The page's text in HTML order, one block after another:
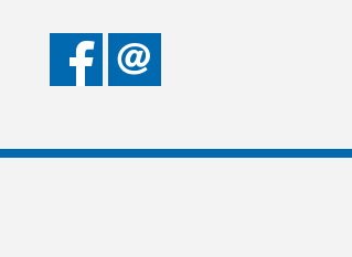
Bei
Facebook